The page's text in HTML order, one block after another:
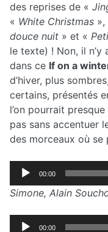
des reprises de «
« White Christmas
douce nuit » et «
le texte) ! Non, il
dans ce If on a
d’hiver, plus
certains, présentés
l’on pourrait
pas sans accentuer
des morceaux où
Lecteur
audio
00:00
Simone, Alain
Lecteur00:00